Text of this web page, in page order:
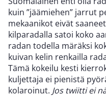
kuin ”jäämiehen” jarrut
mekaanikot eivät
kilparadalla satoi koko
radan todella märäksi
kuivan kelin renkailla
Tämä kokeilu kesti
kuljettaja ei pienistä
kolaroinut. Jos twiitti ei